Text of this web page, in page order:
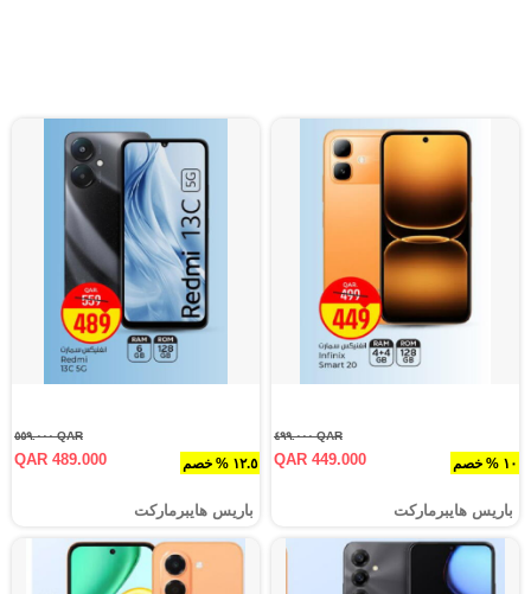
١٠ % خصم
QAR ٤٩٩.٠٠٠
QAR 449.000
باريس هايبرماركت
١٢.٥ % خصم
QAR ٥٥٩.٠٠٠
QAR 489.000
باريس هايبرماركت